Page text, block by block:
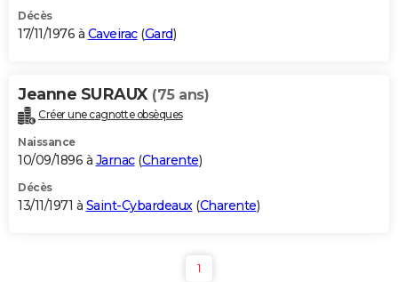
Décès
17/11/1976 à Caveirac(Gard)
Jeanne SURAUX (75 ans)
Créer une cagnotte obsèques
Naissance
10/09/1896 à Jarnac(Charente)
Décès
13/11/1971 à Saint-Cybardeaux(Charente)
1